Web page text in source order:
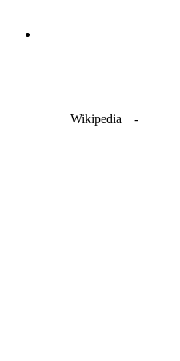
Wikipedia -